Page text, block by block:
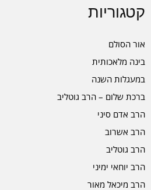
קטגוריות
אור הסולם
בינה מלאכותית
במעגלות השנה
ברכת שלום – הרב גוטליב
הרב אדם סיני
הרב אשרוב
הרב גוטליב
הרב יוחאי ימיני
הרב מיכאל מאור